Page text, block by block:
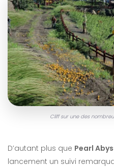
Cliff sur une des
D’autant plus que Pearl
lancement un suivi